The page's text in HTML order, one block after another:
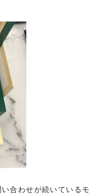
合わせが続いているモ